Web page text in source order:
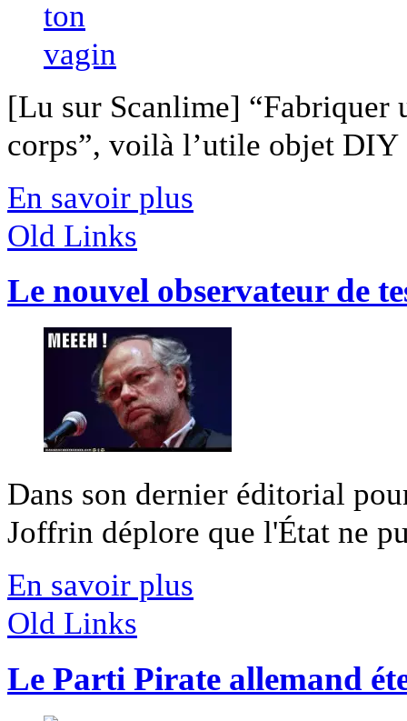
[Lu sur Scanlime] “Fabriquer
corps”, voilà l’utile objet
En savoir plus
Old Links
Le nouvel observateur de
Dans son dernier éditorial
Joffrin déplore que l'État ne
En savoir plus
Old Links
Le Parti Pirate allemand